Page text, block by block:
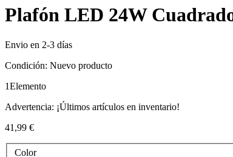
Plafón LED 24W
Envio en 2-3 días
Condición: Nuevo producto
1Elemento
Advertencia: ¡Últimos artículos en inventario!
41,99 €
Color